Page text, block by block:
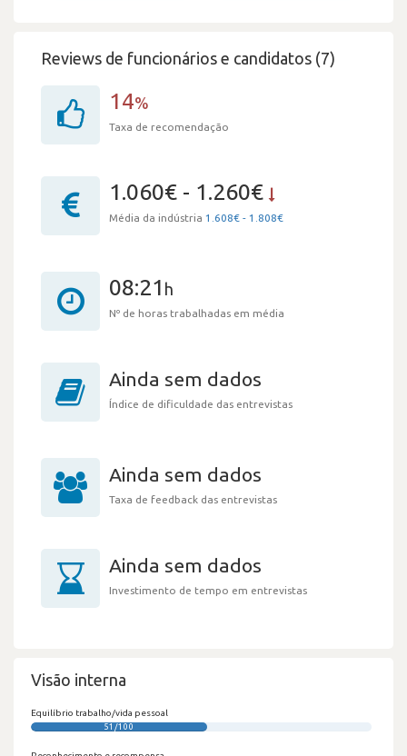
Reviews de funcionários e candidatos (7)
14%
Taxa de recomendação
1.060€ - 1.260€
Média da indústria 1.608€ - 1.808€
08:21 h
Nº de horas trabalhadas em média
Ainda sem dados
Índice de dificuldade das entrevistas
Ainda sem dados
Taxa de feedback das entrevistas
Ainda sem dados
Investimento de tempo em entrevistas
Visão interna
Equilíbrio trabalho/vida pessoal
51/100